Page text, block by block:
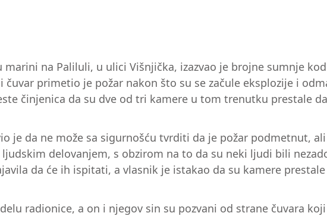
na Paliluli, u ulici Višnjička, izazvao je brojne sumnje
primetio je požar nakon što su se začule eksplozije i
činjenica da su dve od tri kamere u tom trenutku prestale
je da ne može sa sigurnošću tvrditi da je požar podmetnut,
delovanjem, s obzirom na to da su neki ljudi bili
da će ih ispitati, a vlasnik je istakao da su kamere
radionice, a on i njegov sin su pozvani od strane čuvara